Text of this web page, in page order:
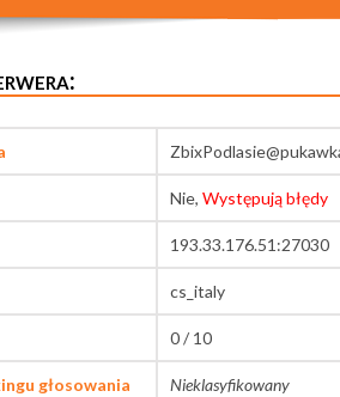
Nie, Występują błędy
193.33.176.51:27030
cs_italy
0 / 10
głosowania Nieklasyfikowany